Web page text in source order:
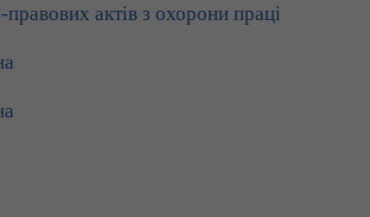
актів з охорони праці